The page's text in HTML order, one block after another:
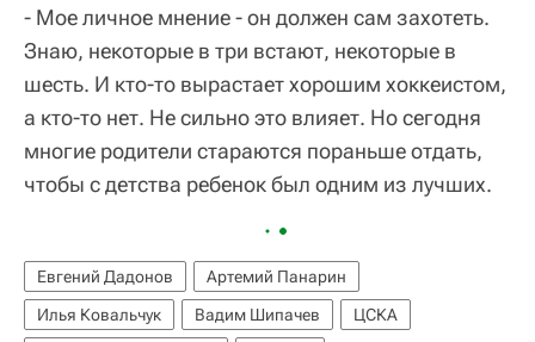
- Мое личное мнение - он должен сам захотеть.
Знаю, некоторые в три встают, некоторые в
шесть. И кто-то вырастает хорошим хоккеистом,
а кто-то нет. Не сильно это влияет. Но сегодня
многие родители стараются пораньше отдать,
чтобы с детства ребенок был одним из лучших.
Евгений Дадонов
Артемий Панарин
Илья Ковальчук
Вадим Шипачев
ЦСКА